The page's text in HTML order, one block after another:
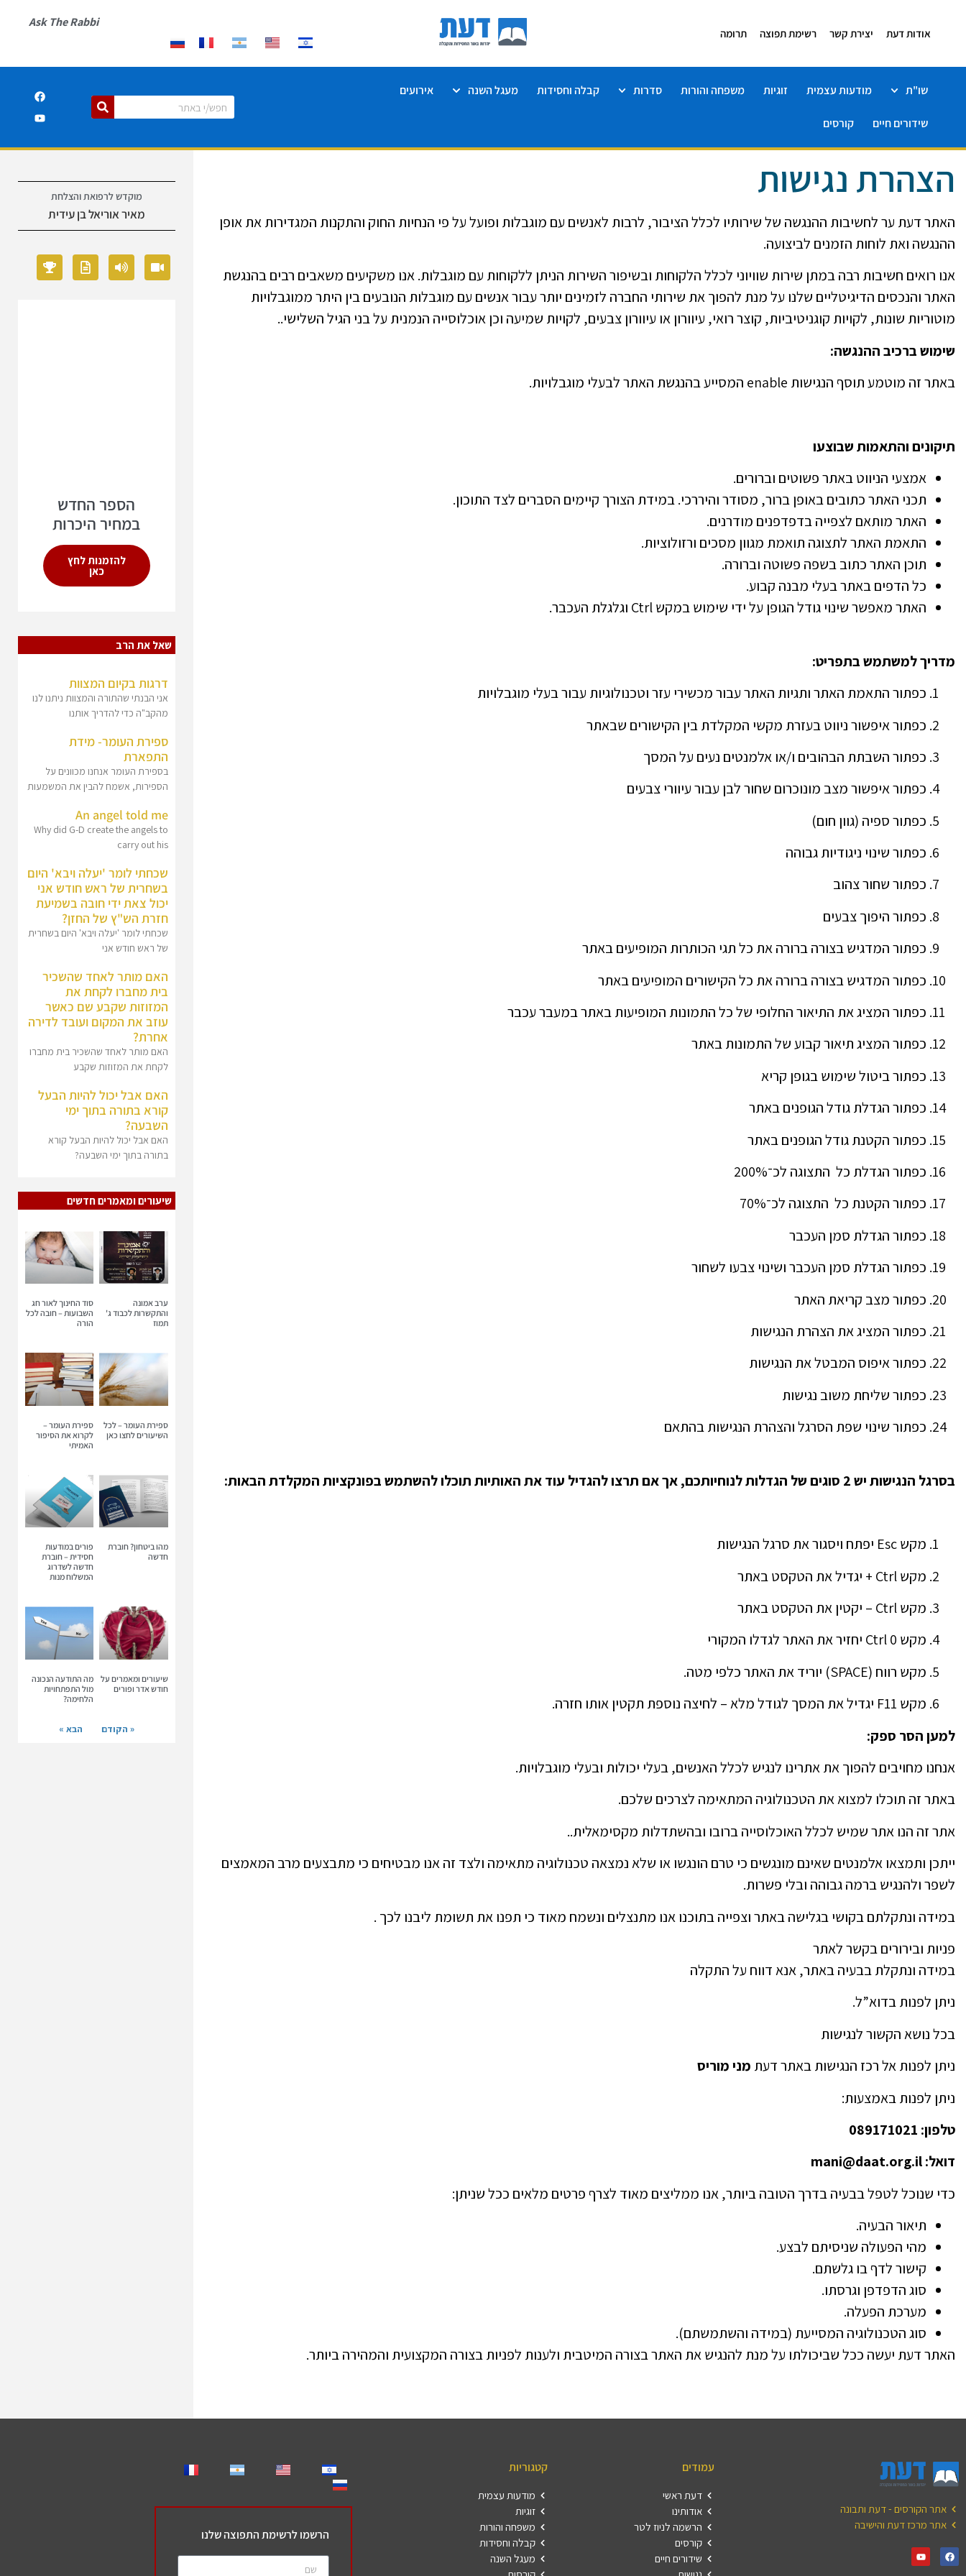
אודות דעת יצירת קשר רשימת תפוצה תרומה
Ask The Rabbi
שו"ת מודעות עצמית זוגיות משפחה והורות סדרות קבלה וחסידות מעגל השנה אירועים
שידורים חיים קורסים
הצהרת נגישות
האתר דעת ער לחשיבות ההנגשה של שירותיו לכלל הציבור, לרבות לאנשים עם מוגבלות ופועל על פי הנחיות החוק והתקנות המגדירות את אופן
ההנגשה ואת לוחות הזמנים לביצועה.
אנו רואים חשיבות רבה במתן שירות שוויוני לכלל הלקוחות ובשיפור השירות הניתן ללקוחות עם מוגבלות. אנו משקיעים משאבים רבים בהנגשת
האתר והנכסים הדיגיטליים שלנו על מנת להפוך את שירותי החברה לזמינים יותר עבור אנשים עם מוגבלות הנובעים בין היתר ממוגבלויות
מוטוריות שונות, לקויות קוגניטיביות, קוצר רואי, עיוורון או עיוורון צבעים, לקויות שמיעה וכן אוכלוסייה הנמנית על בני הגיל השלישי..
שימוש ברכיב ההנגשה:
באתר זה מוטמע תוסף הנגישות enable המסייע בהנגשת האתר לבעלי מוגבלויות.
תיקונים והתאמות שבוצעו
אמצעי הניווט באתר פשוטים וברורים.
תכני האתר כתובים באופן ברור, מסודר והיררכי. במידת הצורך קיימים הסברים לצד התוכון.
האתר מותאם לצפייה בדפדפנים מודרנים.
התאמת האתר לתצוגה תואמת מגוון מסכים ורזולוציות.
תוכן האתר כתוב בשפה פשוטה וברורה.
כל הדפים באתר בעלי מבנה קבוע.
האתר מאפשר שינוי גודל הגופן על ידי שימוש במקש Ctrl וגלגלת העכבר.
מדריך למשתמש בתפריט:
כפתור התאמת האתר ותגיות האתר עבור מכשירי עזר וטכנולוגיות עבור בעלי מוגבלויות
כפתור איפשור ניווט בעזרת מקשי המקלדת בין הקישורים שבאתר
כפתור השבתת הבהובים ו/או אלמנטים נעים על המסך
כפתור איפשור מצב מונוכרום שחור לבן עבור עיוורי צבעים
כפתור ספיה (גוון חום)
כפתור שינוי ניגודיות גבוהה
כפתור שחור צהוב
כפתור היפוך צבעים
כפתור המדגיש בצורה ברורה את כל תגי הכותרות המופיעים באתר
כפתור המדגיש בצורה ברורה את כל הקישורים המופיעים באתר
כפתור המציג את התיאור החלופי של כל התמונות המופיעות באתר במעבר עכבר
כפתור המציג תיאור קבוע של התמונות באתר
כפתור ביטול שימוש בגופן קריא
כפתור הגדלת גודל הגופנים באתר
כפתור הקטנת גודל הגופנים באתר
כפתור הגדלת כל התצוגה לכ־200%
כפתור הקטנת כל התצוגה לכ־70%
כפתור הגדלת סמן העכבר
כפתור הגדלת סמן העכבר ושינוי צבעו לשחור
כפתור מצב קריאת האתר
כפתור המציג את הצהרת הנגישות
כפתור איפוס המבטל את הנגישות
כפתור שליחת משוב נגישות
כפתור שינוי שפת הסרגל והצהרת הנגישות בהתאם
בסרגל הנגישות יש2 סוגים של הגדלות לנוחיותכם,אך אם תרצו להגדיל עוד את האותיות תוכלו להשתמש בפונקציות המקלדת הבאות:
מקש Esc יפתח ויסגור את סרגל הנגישות
מקש Ctrl + יגדיל את הטקסט באתר
מקש Ctrl – יקטין את הטקסט באתר
מקש Ctrl 0 יחזיר את האתר לגדלו המקורי
מקש רווח (SPACE) יוריד את האתר כלפי מטה.
מקש F11 יגדיל את המסך לגודל מלא – לחיצה נוספת תקטין אותו חזרה.
למען הסר ספק:
אנחנו מחויבים להפוך את אתרינו לנגיש לכלל האנשים, בעלי יכולות ובעלי מוגבלויות.
באתר זה תוכלו למצוא את הטכנולוגיה המתאימה לצרכים שלכם.
אתר זה הנו אתר שמיש לכלל האוכלוסייה ברובו ובהשתדלות מקסימאלית..
ייתכן ותמצאו אלמנטים שאינם מונגשים כי טרם הונגשו או שלא נמצאה טכנולוגיה מתאימה ולצד זה אנו מבטיחים כי מתבצעים מרב המאמצים
לשפר ולהנגיש ברמה גבוהה ובלי פשרות.
במידה ונתקלתם בקושי בגלישה באתר וצפייה בתוכנו אנו מתנצלים ונשמח מאוד כי תפנו את תשומת ליבנו לכך .
פניות ובירורים בקשר לאתר
במידה ונתקלת בבעיה באתר, אנא דווח על התקלה
ניתן לפנות בדוא”ל.
בכל נושא הקשור לנגישות
ניתן לפנות אל רכז הנגישות באתר דעת מני מוריס
ניתן לפנות באמצעות:
טלפון: 089171021
דואל: mani@daat.org.il
כדי שנוכל לטפל בבעיה בדרך הטובה ביותר, אנו ממליצים מאוד לצרף פרטים מלאים ככל שניתן:
תיאור הבעיה.
מהי הפעולה שניסיתם לבצע.
קישור לדף בו גלשתם.
סוג הדפדפן וגרסתו.
מערכת הפעלה.
סוג הטכנולוגיה המסייעת (במידה והשתמשתם).
האתר דעת יעשה ככל שביכולתו על מנת להנגיש את האתר בצורה המיטבית ולענות לפניות בצורה המקצועית והמהירה ביותר.
מוקדש לרפואת והצלחת
מאיר אוריאל בן עידית
הספר החדש
במחיר היכרות
להזמנות לחץ
כאן
שאל את הרב
דרגות בקיום המצוות
אני הבנתי שהתורה והמצוות ניתנו לנו
מהקב"ה כדי להדריך אותנו
ספירת העומר- מידת
התפארת
בספירת העומר אנחנו מכוונים על
הספירות, אשמח להבין את המשמעות
An angel told me
Why did G-D create the angels to
carry out his
שכחתי לומר 'יעלה ויבא' היום
בשחרית של ראש חודש אני
יכול צאת ידי חובה בשמיעת
חזרת הש"ץ של החזן?
שכחתי לומר 'יעלה ויבא' היום בשחרית
של ראש חודש אני
האם מותר לאחד שהשכיר
בית מחברו לקחת את
המזוזות שקבע שם כאשר
עוזב את המקום ועובד לדירה
אחרת?
האם מותר לאחד שהשכיר בית מחברו
לקחת את המזוזות שקבע
האם אבל יכול להיות הבעל
קורא בתורה בתוך ימי
השבעה?
האם אבל יכול להיות הבעל קורא
בתורה בתוך ימי השבעה?
שיעורים ומאמרים חדשים
ערב אמונה
והתקשרות לכבוד ג'
תמוז
סוד החינוך לאור חג
השבועות – חובה לכל
הורה
ספירת העומר – לכל
השיעורים לחצו כאן
ספירת העומר –
לקרוא את הסיפור
האמיתי
מהו ביטחון? חוברת
חדשה
פורים במודעות
חסידית – חוברת
חדשה לשדרוג
המשלוח מנות
שיעורים ומאמרים על
חודש אדר ופורים
מה התודעה הנכונה
מול התפתחויות
הלחימה?
« הקודם הבא »
אתר הקורסים - דעת ותבונה
אתר מרכז דעת והישיבה
עמודים
דעת ראשי
אודותינו
הרשמה לניוז לטר
קורסים
שידורים חיים
קטגוריות
מודעות עצמית
זוגיות
משפחה והורות
קבלה וחסידות
מעגל השנה
הרשמו לרשימת התפוצה שלנו